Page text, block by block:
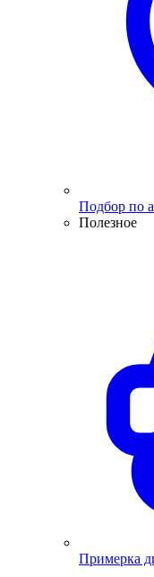
Подбор по
Полезное
Примерка